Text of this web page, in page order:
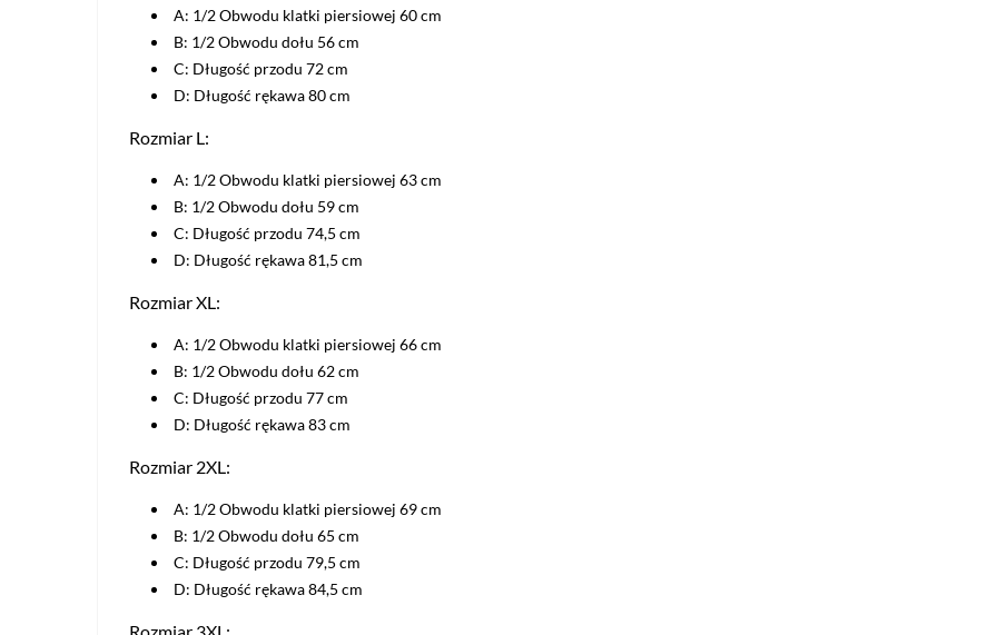
A: 1/2 Obwodu klatki piersiowej 60 cm
B: 1/2 Obwodu dołu 56 cm
C: Długość przodu 72 cm
D: Długość rękawa 80 cm
Rozmiar L:
A: 1/2 Obwodu klatki piersiowej 63 cm
B: 1/2 Obwodu dołu 59 cm
C: Długość przodu 74,5 cm
D: Długość rękawa 81,5 cm
Rozmiar XL:
A: 1/2 Obwodu klatki piersiowej 66 cm
B: 1/2 Obwodu dołu 62 cm
C: Długość przodu 77 cm
D: Długość rękawa 83 cm
Rozmiar 2XL:
A: 1/2 Obwodu klatki piersiowej 69 cm
B: 1/2 Obwodu dołu 65 cm
C: Długość przodu 79,5 cm
D: Długość rękawa 84,5 cm